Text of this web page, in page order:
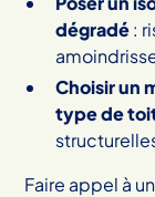
dégradé:
Choisir un
type de
Faire appel à